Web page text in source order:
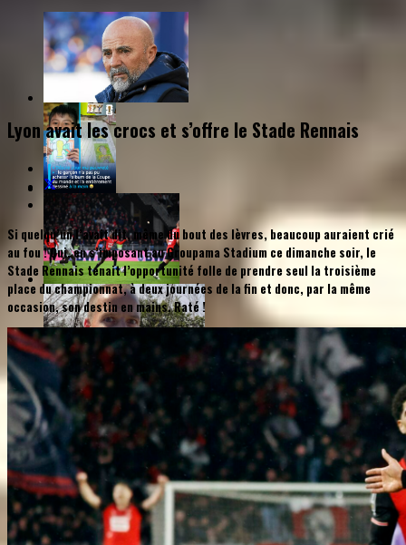
Lyon avait les crocs et s’offre le Stade Rennais
Si quelqu’un l’avait dit, même du bout des lèvres, beaucoup auraient crié
au fou ! Oui, en s’imposant au Groupama Stadium ce dimanche soir, le
Stade Rennais tenait l’opportunité folle de prendre seul la troisième
place du championnat, à deux journées de la fin et donc, par la même
occasion, son destin en mains. Raté !